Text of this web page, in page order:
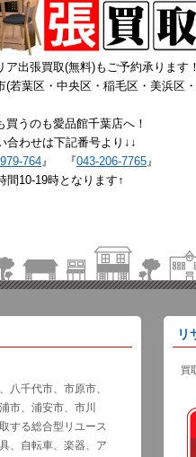
ア出張買取(無料)もご予約承ります！
(若葉区・中央区・稲毛区・美浜区
買うのも愛品館千葉店へ！
合わせは下記番号より↓↓
764』 『043-206-7765』
間10-19時となります↑
八千代市、市原市、
市、浦安市、市川
する総合型リユース
、自転車、楽器、ア
リ
買